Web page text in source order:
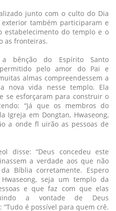
junto com o culto do Dia
também participaram e
estabelecimento do templo e o
as fronteiras.
bênção do Espírito Santo
pelo amor do Pai e
almas compreendessem a
nova vida nesse templo. Ela
se esforçaram para construir o
“Já que os membros do
Igreja em Dongtan, Hwaseong,
a onde fl uirão as pessoas de
disse: “Deus concedeu este
a verdade aos que não
Bíblia corretamente. Espero
seja um templo da
e que faz com que elas
a vontade de Deus
“Tudo é possível para quem crê.